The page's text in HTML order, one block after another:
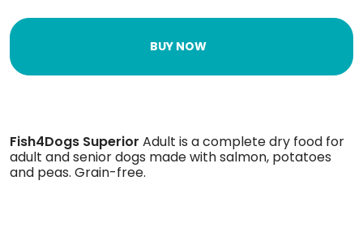
BUY NOW
Fish4Dogs Superior Adult is a complete dry food for
adult and senior dogs made with salmon, potatoes
and peas. Grain-free.